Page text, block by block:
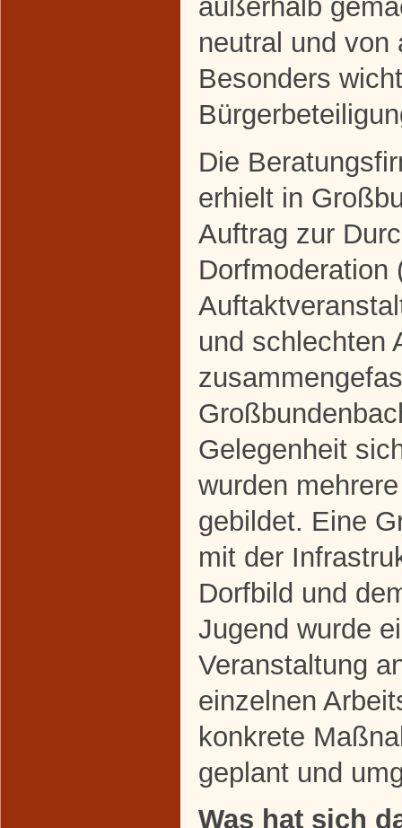
außerhalb
neutral und von
Besonders
Die
erhielt in
Auftrag zur
Dorfmoderation
und schlechten
Gelegenheit
wurden
gebildet. Eine
mit der
Dorfbild und
Jugend wurde
Veranstaltung
einzelnen
konkrete
geplant und
Was hat sich